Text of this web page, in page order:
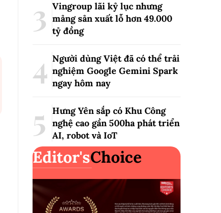
Vingroup lãi kỷ lục nhưng
mảng sản xuất lỗ hơn 49.000
tỷ đồng
Người dùng Việt đã có thể trải
nghiệm Google Gemini Spark
ngay hôm nay
Hưng Yên sắp có Khu Công
nghệ cao gần 500ha phát triển
AI, robot và IoT
Editor'sChoice